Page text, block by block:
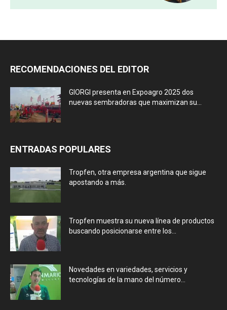
RECOMENDACIONES DEL EDITOR
GIORGI presenta en Expoagro 2025 dos
nuevas sembradoras que maximizan su...
ENTRADAS POPULARES
Tropfen, otra empresa argentina que sigue
apostando a más.
Tropfen muestra su nueva línea de productos
buscando posicionarse entre los...
Novedades en variedades, servicios y
tecnologías de la mano del número...